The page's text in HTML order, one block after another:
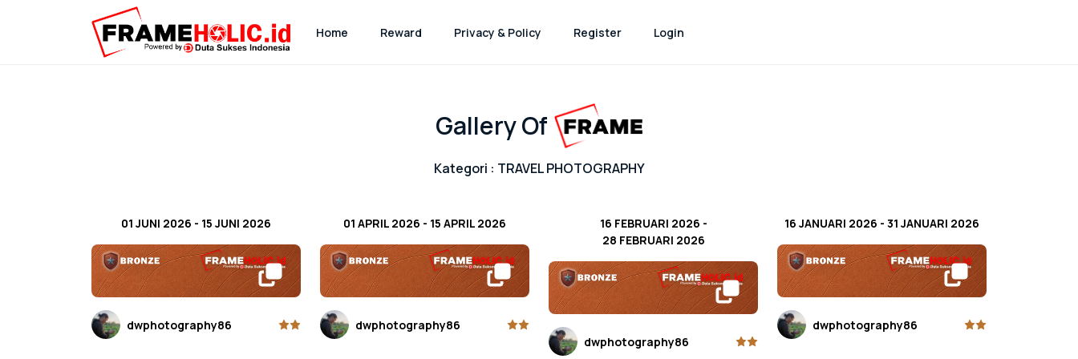
Home Reward Privacy & Policy Register Login
Gallery Of
Kategori : TRAVEL PHOTOGRAPHY
01 JUNI 2026 - 15 JUNI 2026
dwphotography86
01 APRIL 2026 - 15 APRIL 2026
dwphotography86
16 FEBRUARI 2026 -
28 FEBRUARI 2026
dwphotography86
16 JANUARI 2026 - 31 JANUARI 2026
dwphotography86